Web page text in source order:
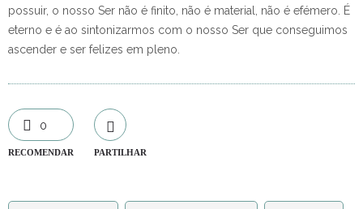
possuir, o nosso Ser não é finito, não é material, não é efémero. É
eterno e é ao sintonizarmos com o nosso Ser que conseguimos
ascender e ser felizes em pleno.
0
RECOMENDAR PARTILHAR